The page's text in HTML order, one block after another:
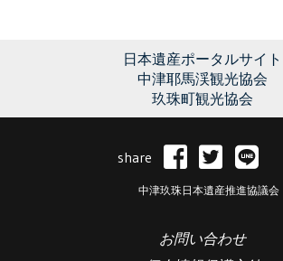
日本遺産ポータルサイト
中津耶馬渓観光協会
玖珠町観光協会
share
中津玖珠日本遺産推進協議会
お問い合わせ